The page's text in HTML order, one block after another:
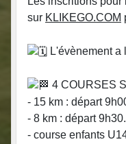
sur KLIKEGO.COM
L'évènement
4 COURSES
- 15 km : départ
- 8 km : départ 9h30.
- course enfants